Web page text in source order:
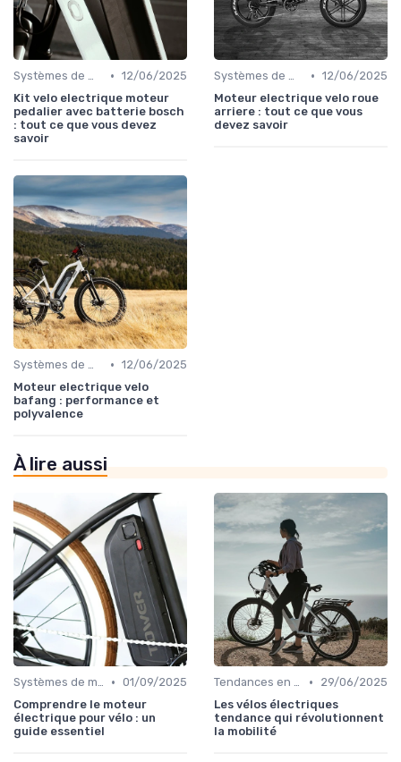
Systèmes de motorisation • 12/06/2025
Kit velo electrique moteur
pedalier avec batterie bosch
: tout ce que vous devez
savoir
Systèmes de motorisation • 12/06/2025
Moteur electrique velo roue
arriere : tout ce que vous
devez savoir
Systèmes de motorisation • 12/06/2025
Moteur electrique velo
bafang : performance et
polyvalence
À lire aussi
Systèmes de motorisation • 01/09/2025
Comprendre le moteur
électrique pour vélo : un
guide essentiel
Tendances en design et fonctionnalités •
29/06/2025
Les vélos électriques
tendance qui révolutionnent
la mobilité